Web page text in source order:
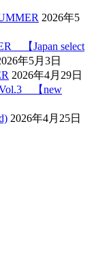
2026年5
【Japan select
年5月3日
2026年4月29日
【new
2026年4月25日